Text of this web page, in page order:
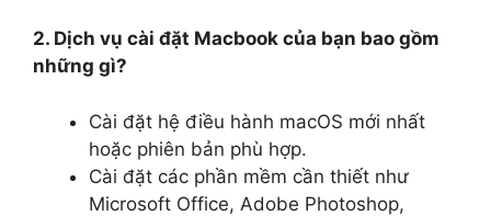
2. Dịch vụ cài đặt Macbook của bạn bao gồm
những gì?
Cài đặt hệ điều hành macOS mới nhất
hoặc phiên bản phù hợp.
Cài đặt các phần mềm cần thiết như
Microsoft Office, Adobe Photoshop,